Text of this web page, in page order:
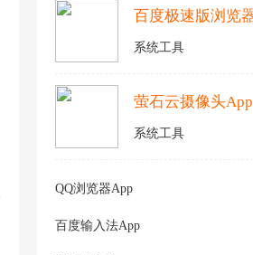
系统工具
萤石云摄像头App
系统工具
QQ浏览器App
百度输入法App